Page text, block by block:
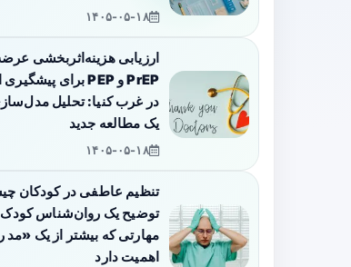
۱۴۰۵-۰۵-۱۸
ارزیابی هزینه‌اثربخشی عرضه
در غرب کنیا: تحلیل
یک مطالعه جدید
۱۴۰۵-۰۵-۱۸
تنظیم عاطفی در کودکان
توضیح یک روان‌شناس کودک
مهارتی که بیشتر از یک «مد
اهمیت دارد